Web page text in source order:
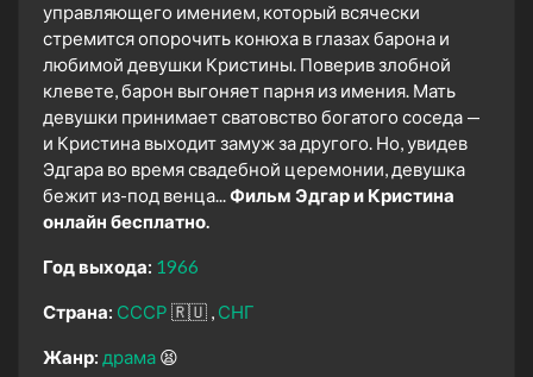
управляющего имением, который всячески
стремится опорочить конюха в глазах барона и
любимой девушки Кристины. Поверив злобной
клевете, барон выгоняет парня из имения. Мать
девушки принимает сватовство богатого соседа —
и Кристина выходит замуж за другого. Но, увидев
Эдгара во время свадебной церемонии, девушка
бежит из-под венца...Фильм Эдгар и Кристина
онлайн бесплатно.
Год выхода: 1966
Страна: СССР 🇷🇺 СНГ
Жанр: драма 😫